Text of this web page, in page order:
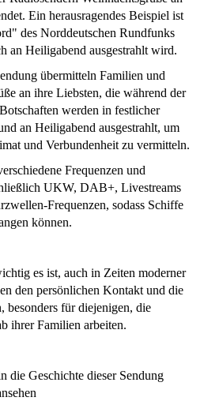
Ein herausragendes Beispiel ist
des Norddeutschen Rundfunks
an Heiligabend ausgestrahlt wird.
übermitteln Familien und
an ihre Liebsten, die während der
werden in festlicher
an Heiligabend ausgestrahlt, um
und Verbundenheit zu vermitteln.
Frequenzen und
UKW, DAB+, Livestreams
Frequenzen, sodass Schiffe
können.
es ist, auch in Zeiten moderner
den persönlichen Kontakt und die
besonders für diejenigen, die
ihrer Familien arbeiten.
die Geschichte dieser Sendung